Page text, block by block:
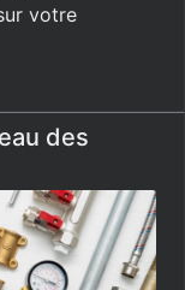
votre
des